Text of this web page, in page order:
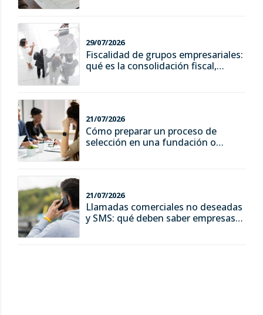
29/07/2026
Fiscalidad de grupos empresariales:
qué es la consolidación fiscal,
21/07/2026
Cómo preparar un proceso de
selección en una fundación o
21/07/2026
Llamadas comerciales no deseadas
y SMS: qué deben saber empresas y